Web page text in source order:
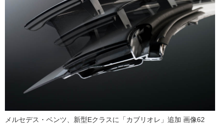
メルセデス・ベンツ、新型Eクラスに「カブリオレ」追加 画像62